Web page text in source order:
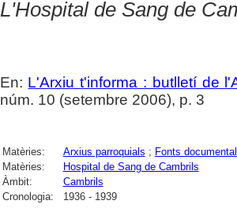
L'Hospital de Sang de
En: L'Arxiu t'informa : butlletí de
núm. 10 (setembre 2006), p. 3
Matèries: Arxius parroquials ; Fonts
Matèries:
Hospital de Sang de Cambrils
Àmbit:
Cambrils
Cronologia:
1936 - 1939